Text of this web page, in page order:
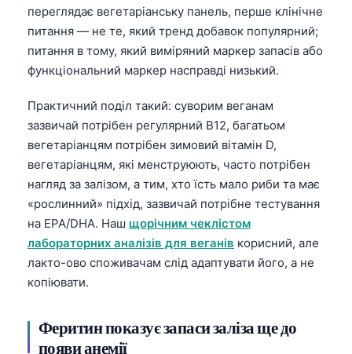
переглядає вегетаріанську панель, перше клінічне
питання — не те, який тренд добавок популярний;
питання в тому, який виміряний маркер запасів або
функціональний маркер насправді низький.
Практичний поділ такий: суворим веганам
зазвичай потрібен регулярний B12, багатьом
вегетаріанцям потрібен зимовий вітамін D,
вегетаріанцям, які менструюють, часто потрібен
нагляд за залізом, а тим, хто їсть мало риби та має
«рослинний» підхід, зазвичай потрібне тестування
на EPA/DHA. Наш щорічним чеклістом
лабораторних аналізів для веганів корисний, але
лакто-ово споживачам слід адаптувати його, а не
копіювати.
Феритин показує запаси заліза ще до
появи анемії